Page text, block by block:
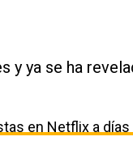
y ya se ha
en Netflix a días